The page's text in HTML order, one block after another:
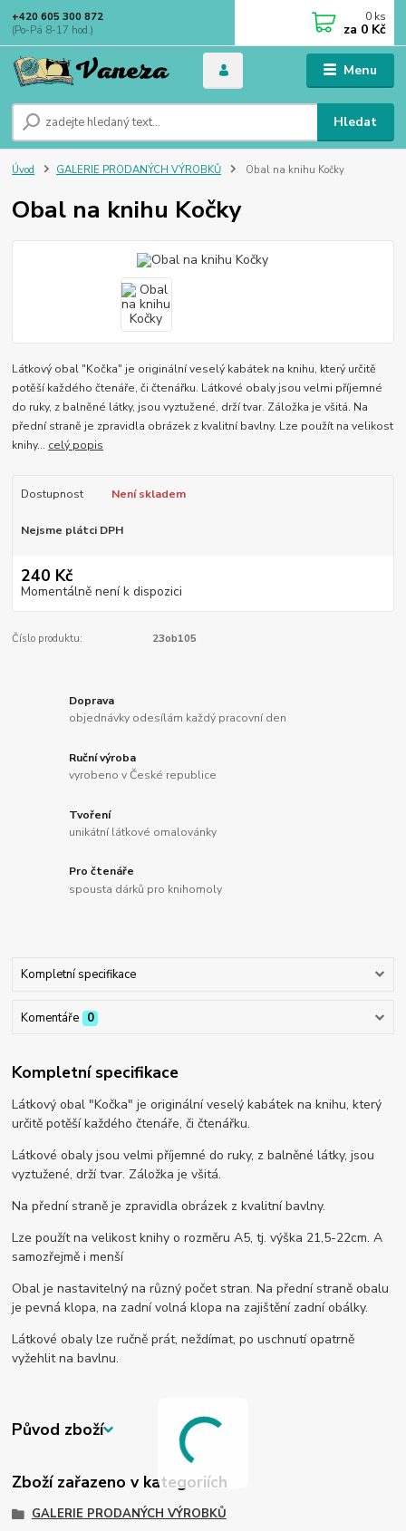
Menu
Hledat
+420 605 300 872
(Po-Pá 8-17 hod.)
0 ks
za 0 Kč
Úvod GALERIE PRODANÝCH VÝROBKŮ Obal na knihu Kočky
Obal na knihu Kočky
Látkový obal "Kočka" je originální veselý kabátek na knihu, který určitě
potěší každého čtenáře, či čtenářku. Látkové obaly jsou velmi příjemné
do ruky, z balněné látky, jsou vyztužené, drží tvar. Záložka je všitá. Na
přední straně je zpravidla obrázek z kvalitní bavlny. Lze použít na velikost
knihy... celý popis
Dostupnost Není skladem
Nejsme plátci DPH
240 Kč
Momentálně není k dispozici
Číslo produktu: 23ob105
Doprava
objednávky odesílám každý pracovní den
Ruční výroba
vyrobeno v České republice
Tvoření
unikátní látkové omalovánky
Pro čtenáře
spousta dárků pro knihomoly
Kompletní specifikace
Komentáře 0
Kompletní specifikace
Látkový obal "Kočka" je originální veselý kabátek na knihu, který
určitě potěší každého čtenáře, či čtenářku.
Látkové obaly jsou velmi příjemné do ruky, z balněné látky, jsou
vyztužené, drží tvar. Záložka je všitá.
Na přední straně je zpravidla obrázek z kvalitní bavlny.
Lze použít na velikost knihy o rozměru A5, tj. výška 21,5-22cm. A
samozřejmě i menší
Obal je nastavitelný na různý počet stran. Na přední straně obalu
je pevná klopa, na zadní volná klopa na zajištění zadní obálky.
Látkové obaly lze ručně prát, neždímat, po uschnutí opatrně
vyžehlit na bavlnu.
Původ zboží
Zboží zařazeno v kategoriích
GALERIE PRODANÝCH VÝROBKŮ